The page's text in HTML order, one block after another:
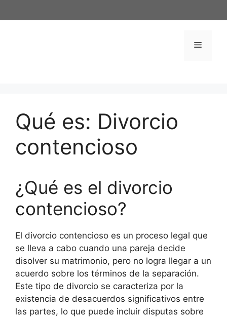
al
Menú
Qué es: Divorcio
contencioso
¿Qué es el divorcio
contencioso?
El divorcio contencioso es un proceso legal que
se lleva a cabo cuando una pareja decide
disolver su matrimonio, pero no logra llegar a un
acuerdo sobre los términos de la separación.
Este tipo de divorcio se caracteriza por la
existencia de desacuerdos significativos entre
las partes, lo que puede incluir disputas sobre